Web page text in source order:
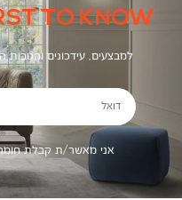
TO KNOW
למבצעים, עידכונים והטבות
דואל
אני מאשר/ת קבלת